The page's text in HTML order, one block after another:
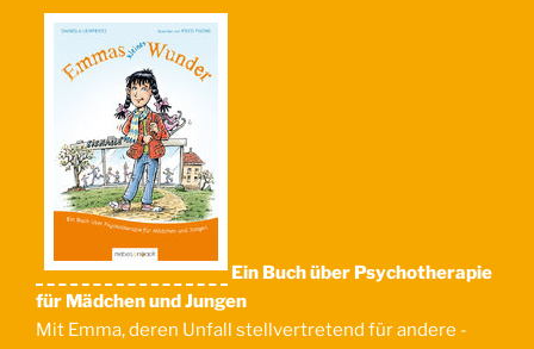
Ein Buch über Psychotherapie
für Mädchen und Jungen
Mit Emma, deren Unfall stellvertretend für andere -